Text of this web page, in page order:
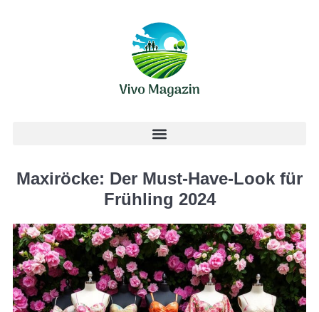
Maxiröcke: Der Must-Have-Look für
Frühling 2024